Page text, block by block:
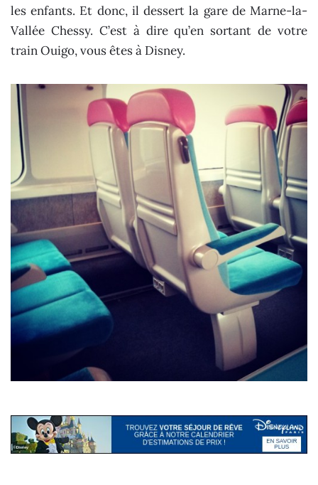
les enfants. Et donc, il dessert la gare de Marne-la-
Vallée Chessy. C’est à dire qu’en sortant de votre
train Ouigo, vous êtes à Disney.